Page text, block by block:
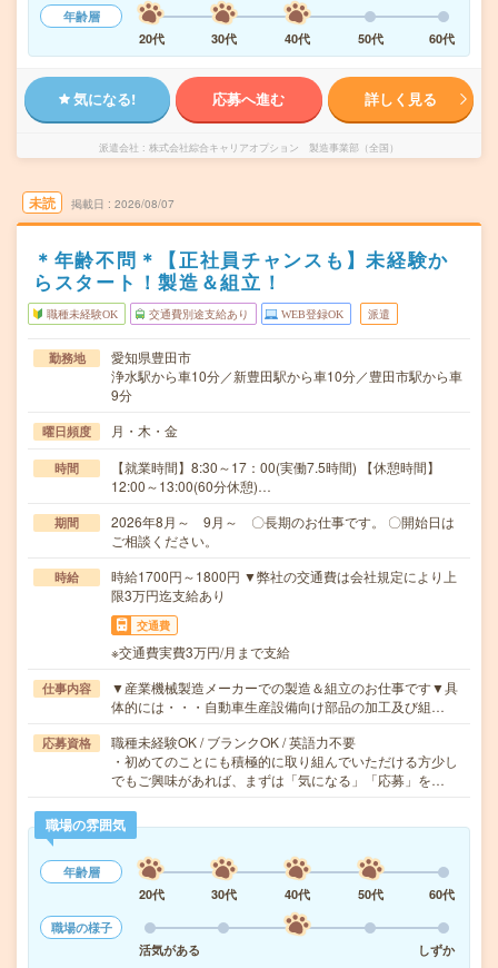
年齢層
20代
30代 40代 50代 60代
気になる! 応募へ進む 詳しく見る
派遣会社 株式会社綜合キャリアオプション 製造事業部（全国）
未読 掲載日 2026/08/07
＊年齢不問＊【正社員チャンスも】未経験か
らスタート！製造＆組立！
職種未経験OK 交通費別途支給あり WEB登録OK 派遣
勤務地
愛知県豊田市
浄水駅から車10分／新豊田駅から車10分／豊田市駅から車
9分
曜日頻度 月・木・金
時間
【就業時間】8:30～17：00(実働7.5時間) 【休憩時間】
12:00～13:00(60分休憩)…
期間
2026年8月～ 9月～ 〇長期のお仕事です。 〇開始日は
ご相談ください。
時給
時給1700円～1800円 ▼弊社の交通費は会社規定により上
限3万円迄支給あり
交通費
※交通費実費3万円/月まで支給
仕事内容
▼産業機械製造メーカーでの製造＆組立のお仕事です▼具
体的には・・・自動車生産設備向け部品の加工及び組…
応募資格
職種未経験OK / ブランクOK / 英語力不要
・初めてのことにも積極的に取り組んでいただける方少し
でもご興味があれば、まずは「気になる」「応募」を…
職場の雰囲気
年齢層
20代
30代 40代 50代
60代
職場の様子
活気がある
しずか